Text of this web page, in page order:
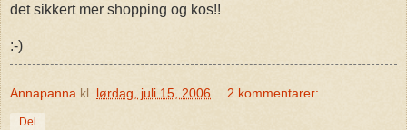
det sikkert mer shopping og kos!!
:-)
Annapanna kl. lørdag, juli 15, 2006 2 kommentarer:
Del